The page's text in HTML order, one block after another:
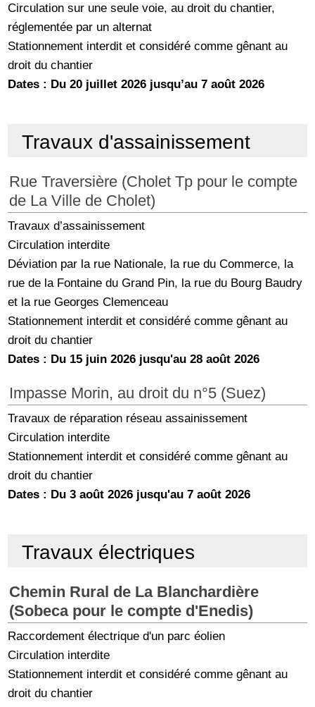
Circulation sur une seule voie, au droit du chantier,
réglementée par un alternat
Stationnement interdit et considéré comme gênant au
droit du chantier
Dates : Du 20 juillet 2026 jusqu’au 7 août 2026
Travaux d'assainissement
Rue Traversière (Cholet Tp pour le compte
de La Ville de Cholet)
Travaux d’assainissement
Circulation interdite
Déviation par la rue Nationale, la rue du Commerce, la
rue de la Fontaine du Grand Pin, la rue du Bourg Baudry
et la rue Georges Clemenceau
Stationnement interdit et considéré comme gênant au
droit du chantier
Dates : Du 15 juin 2026 jusqu'au 28 août 2026
Impasse Morin, au droit du n°5 (Suez)
Travaux de réparation réseau assainissement
Circulation interdite
Stationnement interdit et considéré comme gênant au
droit du chantier
Dates : Du 3 août 2026 jusqu'au 7 août 2026
Travaux électriques
Chemin Rural de La Blanchardière
(Sobeca pour le compte d'Enedis)
Raccordement électrique d'un parc éolien
Circulation interdite
Stationnement interdit et considéré comme gênant au
droit du chantier